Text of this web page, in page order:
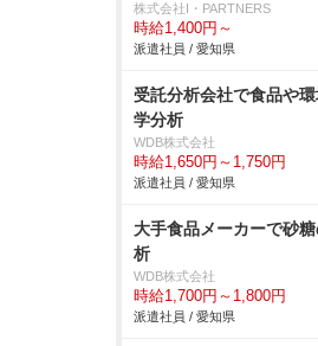
株式会社I・PARTNERS
時給1,400円～
派遣社員 / 愛知県
受託分析会社で食品や
学分析
WDB株式会社
時給1,650円～1,750円
派遣社員 / 愛知県
大手食品メーカーで砂
析
WDB株式会社
時給1,700円～1,800円
派遣社員 / 愛知県